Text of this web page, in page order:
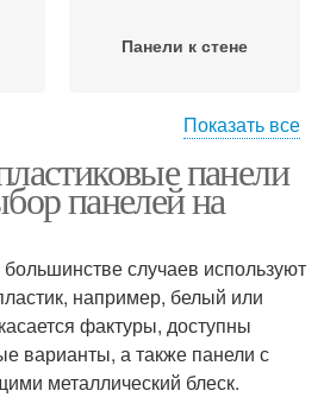
Панели к стене
Пластиковые панели
Показать все
панели
панелей на
случаев используют
например, белый или
фактуры, доступны
варианты, а также панели с
металлический блеск.